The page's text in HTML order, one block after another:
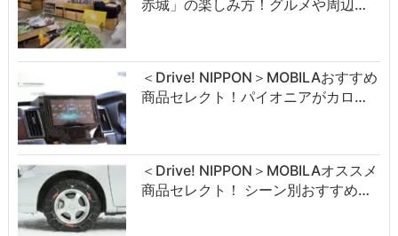
赤城」の楽しみ方！グルメや周辺…
＜Drive! NIPPON＞MOBILAおすすめ
商品セレクト！パイオニアがカロ…
＜Drive! NIPPON＞MOBILAオススメ
商品セレクト！ シーン別おすすめ…